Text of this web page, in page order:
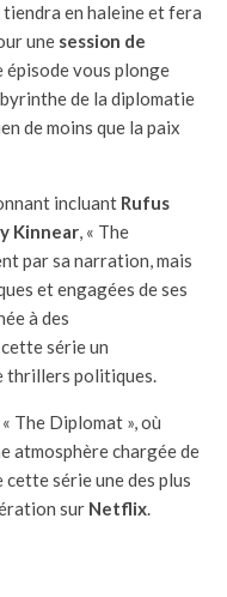
en haleine et fera
une session de
épisode vous plonge
de la diplomatie
de moins que la paix
incluant Rufus
Kinnear, « The
par sa narration, mais
et engagées de ses
à des
série un
thrillers politiques.
The Diplomat », où
atmosphère chargée de
série une des plus
sur Netflix.